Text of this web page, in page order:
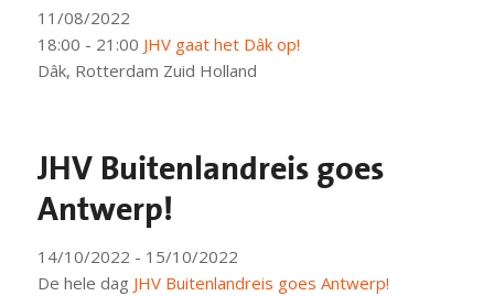
11/08/2022
18:00 - 21:00 JHV gaat het Dâk op!
Dâk, Rotterdam Zuid Holland
JHV Buitenlandreis goes
Antwerp!
14/10/2022 - 15/10/2022
De hele dag JHV Buitenlandreis goes Antwerp!